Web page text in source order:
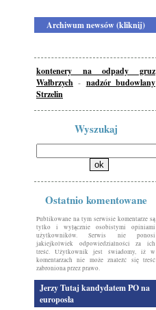
Archiwum newsów (kliknij)
kontenery na odpady gruz
Wałbrzych - nadzór budowlany
Strzelin
Wyszukaj
Ostatnio komentowane
Publikowane na tym serwisie komentarze są
tylko i wyłącznie osobistymi opiniami
użytkowników. Serwis nie ponosi
jakiejkolwiek odpowiedzialności za ich
treść. Użytkownik jest świadomy, iż w
komentarzach nie może znaleźć się treść
zabroniona przez prawo.
Jerzy Tutaj kandydatem PO na
europosła